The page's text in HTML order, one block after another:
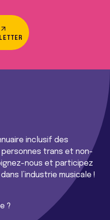
inclusif des
personnes trans et non-
nous et participez
l’industrie musicale !
?